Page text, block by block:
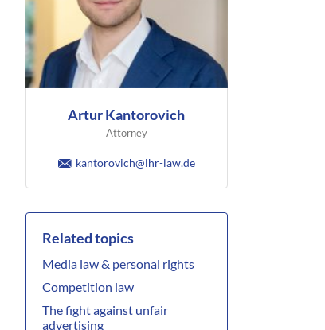
Artur Kantorovich
Attorney
kantorovich@lhr-law.de
Related topics
Media law & personal rights
Competition law
The fight against unfair
advertising